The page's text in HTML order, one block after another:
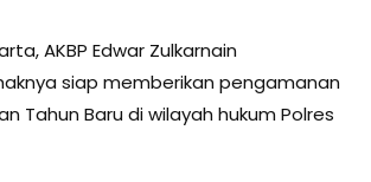
AKBP Edwar Zulkarnain
siap memberikan pengamanan
Tahun Baru di wilayah hukum Polres